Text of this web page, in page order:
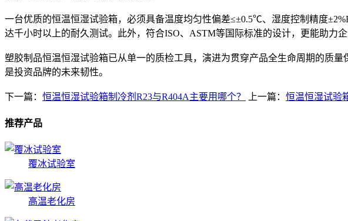
一台优质的恒温恒湿试验箱，必须具备温度均匀性偏差≤±0.5℃、湿度控制精度
达千小时以上的耐久测试。此外，符合ISO、ASTM等国际标准的设计，更能助力企
塑胶制品恒温恒湿试验箱已从单一的质检工具，演进为贯穿产品全生命周期的质
是投资品牌的未来韧性。
下一篇： 恒温恒湿试验箱制冷剂R23与R404A主要用哪个？ 上一篇： 恒温恒湿试验
推荐产品
覆冰试验室
高温老化房